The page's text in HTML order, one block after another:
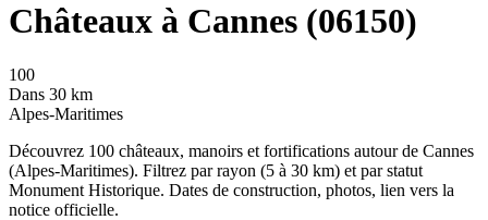
Châteaux à Cannes (06150)
100
Dans 30 km
Alpes-Maritimes
Découvrez 100 châteaux, manoirs et fortifications autour de Cannes
(Alpes-Maritimes). Filtrez par rayon (5 à 30 km) et par statut
Monument Historique. Dates de construction, photos, lien vers la
notice officielle.